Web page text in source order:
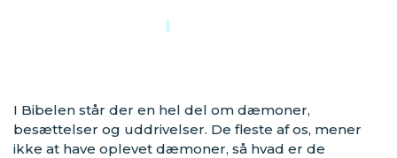
I Bibelen står der en hel del om dæmoner,
besættelser og uddrivelser. De fleste af os, mener
ikke at have oplevet dæmoner, så hvad er de